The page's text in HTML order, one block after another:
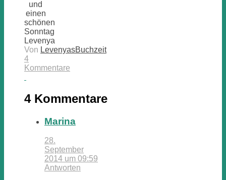
und
einen
schönen
Sonntag
Levenya
Von LevenyasBuchzeit
4
Kommentare
4 Kommentare
Marina
28.
September
2014 um 09:59
Antworten